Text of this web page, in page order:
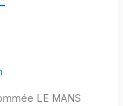
LE MANS